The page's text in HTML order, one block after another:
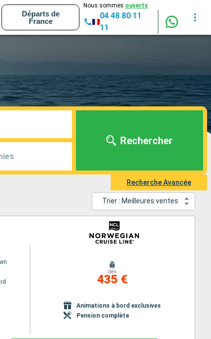
Départs de
France
Nous sommes ouverts
04 48 80 11
11
Rechercher
Recherche Avancée
Trier : Meilleures ventes
dès
435 €
Animations à bord exclusives
Pension complète